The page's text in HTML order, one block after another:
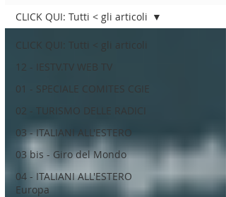
CLICK QUI: Tutti < gli articoli
12 - IESTV.TV WEB TV
01 - SPECIALE COMITES CGIE
02 - TURISMO DELLE RADICI
03 - ITALIANI ALL'ESTERO
03 bis - Giro del Mondo
04 - ITALIANI ALL'ESTERO
Europa
CLICK QUI: Tutti < gli articoli